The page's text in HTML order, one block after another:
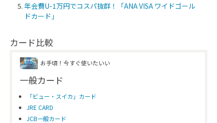
年会費U-1万円でコスパ抜群！「ANA VISA ワイドゴール
ドカード」
カード比較
お手頃！今すぐ使いたいい
一般カード
「ビュー・スイカ」カード
JRE CARD
JCB一般カード